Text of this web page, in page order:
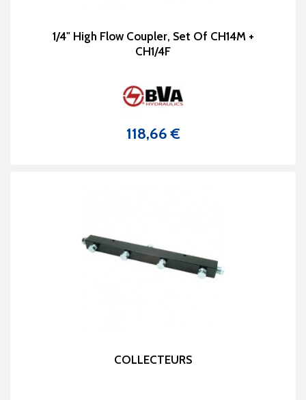
1/4" High Flow Coupler, Set Of CH14M +
CH1/4F
Prix
118,66 €
COLLECTEURS